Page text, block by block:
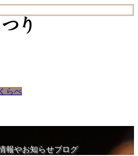
らべ
報やお知らせブログ